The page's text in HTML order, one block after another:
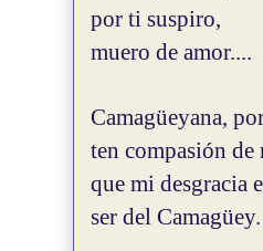
por ti suspiro,
muero de amor....
Camagüeyana,
ten compasión de
que mi desgracia
ser del Camagüey.